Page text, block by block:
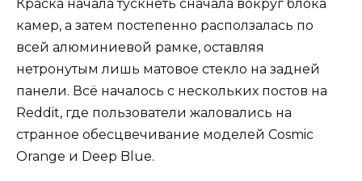
Краска начала тускнеть сначала вокруг блока
камер, а затем постепенно расползалась по
всей алюминиевой рамке, оставляя
нетронутым лишь матовое стекло на задней
панели. Всё началось с нескольких постов на
Reddit, где пользователи жаловались на
странное обесцвечивание моделей Cosmic
Orange и Deep Blue.